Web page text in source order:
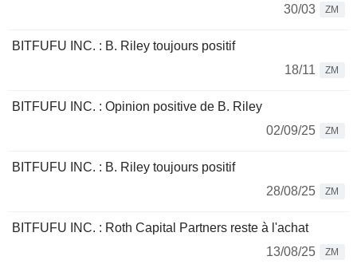
30/03
ZM
BITFUFU INC. : B. Riley toujours positif
18/11
ZM
BITFUFU INC. : Opinion positive de B. Riley
02/09/25
ZM
BITFUFU INC. : B. Riley toujours positif
28/08/25
ZM
BITFUFU INC. : Roth Capital Partners reste à l'achat
13/08/25
ZM